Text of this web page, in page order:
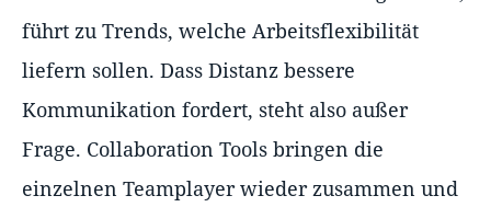
führt zu Trends, welche Arbeitsflexibilität
liefern sollen. Dass Distanz bessere
Kommunikation fordert, steht also außer
Frage. Collaboration Tools bringen die
einzelnen Teamplayer wieder zusammen und